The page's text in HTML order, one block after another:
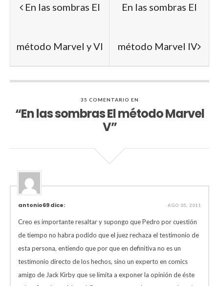
En las sombras El
método Marvel y VI
En las sombras El
método Marvel IV
35 COMENTARIO EN
“En las sombras El método Marvel
V”
antonio69 dice: AGO 05, 2011
Creo es importante resaltar y supongo que Pedro por cuestión
de tiempo no habra podido que el juez rechaza el testimonio de
esta persona, entiendo que por que en definitiva no es un
testimonio directo de los hechos, sino un experto en comics
amigo de Jack Kirby que se limita a exponer la opinión de éste